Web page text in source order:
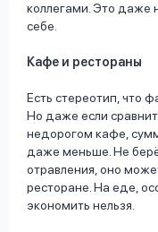
коллегами. Это даже
себе.
Кафе и рестораны
Есть стереотип, что
Но даже если
недорогом кафе,
даже меньше. Не
отравления, оно
ресторане. На еде,
экономить нельзя.